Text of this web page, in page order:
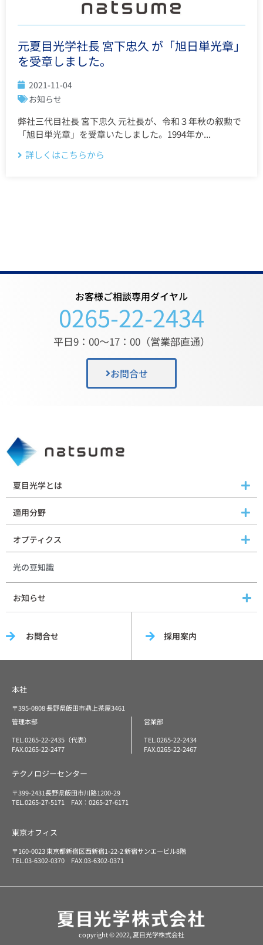
元夏目光学社長 宮下忠久 が「旭日単光章」
を受章しました。
2021-11-04
お知らせ
弊社三代目社長 宮下忠久 元社長が、令和３年秋の叙勲で
「旭日単光章」を受章いたしました。1994年か...
詳しくはこちらから
お客様ご相談専用ダイヤル
0265-22-2434
平日9：00〜17：00（営業部直通）
お問合せ
夏目光学とは
適用分野
オプティクス
光の豆知識
お知らせ
お問合せ 採用案内
本社
〒395-0808 長野県飯田市鼎上茶屋3461
管理本部
TEL.0265-22-2435（代表）
FAX.0265-22-2477
営業部
TEL.0265-22-2434
FAX.0265-22-2467
テクノロジーセンター
〒399-2431長野県飯田市川路1200-29
TEL.0265-27-5171 FAX：0265-27-6171
東京オフィス
〒160-0023 東京都新宿区西新宿1-22-2 新宿サンエービル8階
TEL.03-6302-0370 FAX.03-6302-0371
copyright © 2022, 夏目光学株式会社